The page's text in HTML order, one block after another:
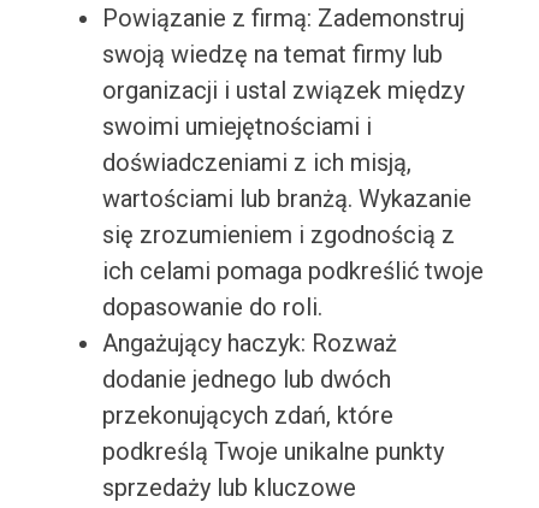
Powiązanie z firmą: Zademonstruj
swoją wiedzę na temat firmy lub
organizacji i ustal związek między
swoimi umiejętnościami i
doświadczeniami z ich misją,
wartościami lub branżą. Wykazanie
się zrozumieniem i zgodnością z
ich celami pomaga podkreślić twoje
dopasowanie do roli.
Angażujący haczyk: Rozważ
dodanie jednego lub dwóch
przekonujących zdań, które
podkreślą Twoje unikalne punkty
sprzedaży lub kluczowe